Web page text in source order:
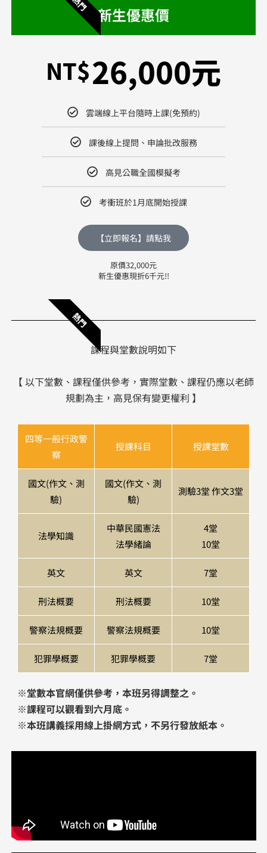
新生優惠價
NT$26,000元
雲端線上平台隨時上課(免預約)
課後線上提問、申論批改服務
高見公職全國模擬考
考衝班於1月底開始授課
【立即報名】請點我
原價32,000元
新生優惠現折6千元!!
熱門
課程與堂數說明如下
【 以下堂數、課程僅供參考，實際堂數、課程仍應以老師
規劃為主，高見保有變更權利 】
四等一般行政警
察
授課科目 授課堂數
國文(作文、測
驗)
國文(作文、測
驗)
測驗3堂 作文3堂
法學知識
中華民國憲法
法學緒論
4堂
10堂
英文 英文 7堂
刑法概要 刑法概要 10堂
警察法規概要 警察法規概要 10堂
犯罪學概要 犯罪學概要 7堂
※堂數本官網僅供參考，本班另得調整之。
​※課程可以觀看到六月底。
※本班講義採用線上掛網方式，不另行發放紙本。